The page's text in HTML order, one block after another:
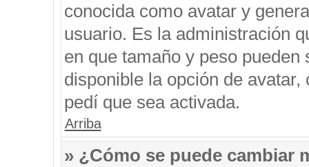
conocida como avatar y
usuario. Es la administración
en que tamaño y peso
disponible la opción de
pedí que sea activada.
Arriba
» ¿Cómo se puede cambiar